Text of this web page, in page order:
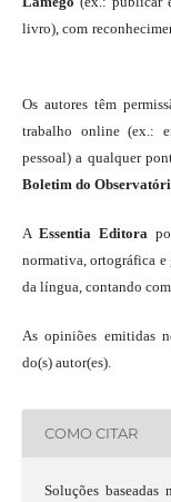
livro), com
Os autores têm
trabalho online (ex.:
pessoal) a qualquer
Boletim do
A Essentia Editora
normativa, ortográfica
da língua, contando
As opiniões emitidas
do(s) autor(es).
COMO CITAR
Soluções baseadas